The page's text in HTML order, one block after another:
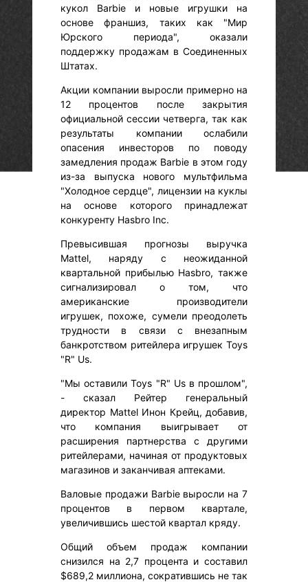
кукол Barbie и новые игрушки на
основе франшиз, таких как "Мир
Юрского периода", оказали
поддержку продажам в Соединенных
Штатах.
Акции компании выросли примерно на
12 процентов после закрытия
официальной сессии четверга, так как
результаты компании ослабили
опасения инвесторов по поводу
замедления продаж Barbie в этом году
из-за выпуска нового мультфильма
"Холодное сердце", лицензии на куклы
на основе которого принадлежат
конкуренту Hasbro Inc.
Превысившая прогнозы выручка
Mattel, наряду с неожиданной
квартальной прибылью Hasbro, также
сигнализировал о том, что
американские производители
игрушек, похоже, сумели преодолеть
трудности в связи с внезапным
банкротством ритейлера игрушек Toys
"R" Us.
"Мы оставили Toys "R" Us в прошлом",
- сказал Рейтер генеральный
директор Mattel Инон Крейц, добавив,
что компания выигрывает от
расширения партнерства с другими
ритейлерами, начиная от продуктовых
магазинов и заканчивая аптеками.
Валовые продажи Barbie выросли на 7
процентов в первом квартале,
увеличившись шестой квартал кряду.
Общий объем продаж компании
снизился на 2,7 процента и составил
$689,2 миллиона, сократившись не так